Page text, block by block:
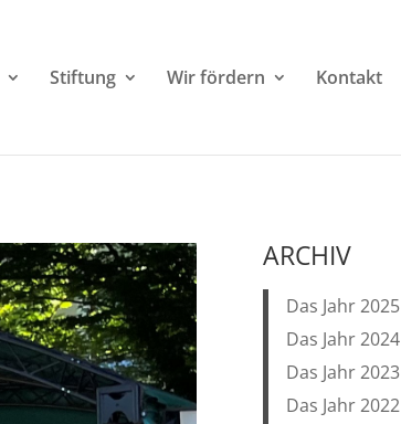
Stiftung Wir fördern Kontakt
ARCHIV
Das Jahr 2025
Das Jahr 2024
Das Jahr 2023
Das Jahr 2022